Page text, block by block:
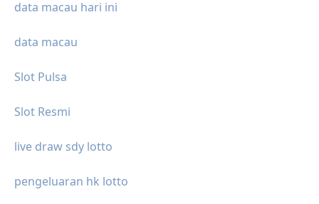
data macau hari ini
data macau
Slot Pulsa
Slot Resmi
live draw sdy lotto
pengeluaran hk lotto